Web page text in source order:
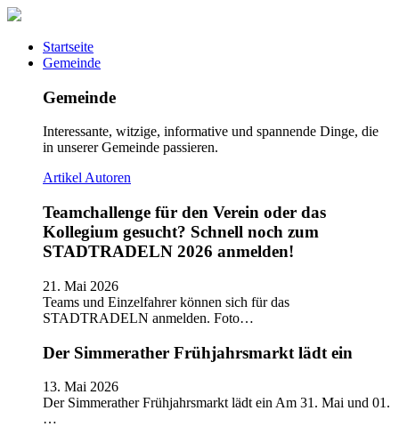
Startseite
Gemeinde
Gemeinde
Interessante, witzige, informative und spannende Dinge, die
in unserer Gemeinde passieren.
ArtikelAutoren
Teamchallenge für den Verein oder das
Kollegium gesucht? Schnell noch zum
STADTRADELN 2026 anmelden!
21. Mai 2026
Teams und Einzelfahrer können sich für das
STADTRADELN anmelden. Foto…
Der Simmerather Frühjahrsmarkt lädt ein
13. Mai 2026
Der Simmerather Frühjahrsmarkt lädt ein Am 31. Mai und 01.
…